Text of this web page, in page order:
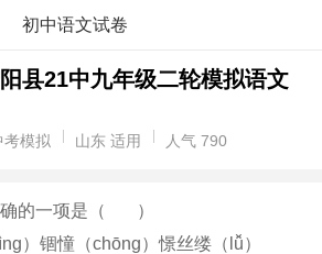
初中语文试卷
县21中九年级二轮模拟语文
考模拟 山东 适用 人气 790
确的一项是（ ）
）锢憧（chōng）憬丝缕（lǚ）